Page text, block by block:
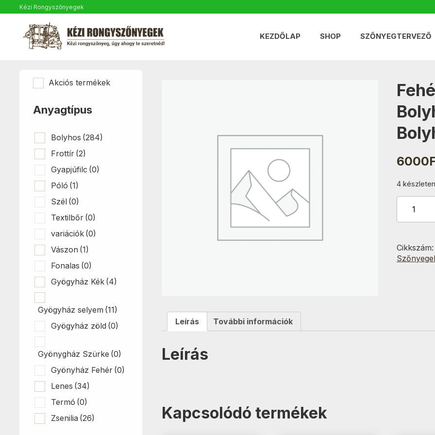
Kézi Rongyszőnyegek
KEZDŐLAP SHOP SZŐNYEGTERVEZŐ
6000
4 készleten
Türkiz
variáns
mennyiség
Cikkszám:
Leírás További információk
Leírás
Kapcsolódó termékek
Akciós termékek
Anyagtípus
Bolyhos (284)
Frottír (2)
Gyapjúfilc (0)
Póló (1)
Szél (0)
Textilbőr (0)
variációk (0)
Vászon (1)
Fonalas (0)
Gyögyház Kék (4)
Gyögyház selyem (11)
Gyögyház zöld (0)
Gyönygház Szürke (0)
Gyönyház Fehér (0)
Lenes (34)
Termó (0)
Zsenilia (26)